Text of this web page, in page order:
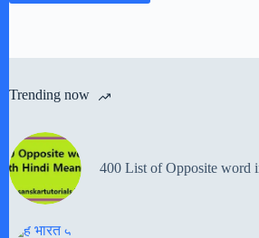
Trending now
400 List of Opposite word